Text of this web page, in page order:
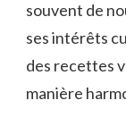
souvent de
ses intérêts
des recettes
manière